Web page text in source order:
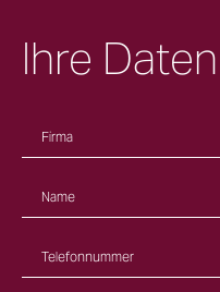
Ihre Daten
Firma
Name
Telefonnummer